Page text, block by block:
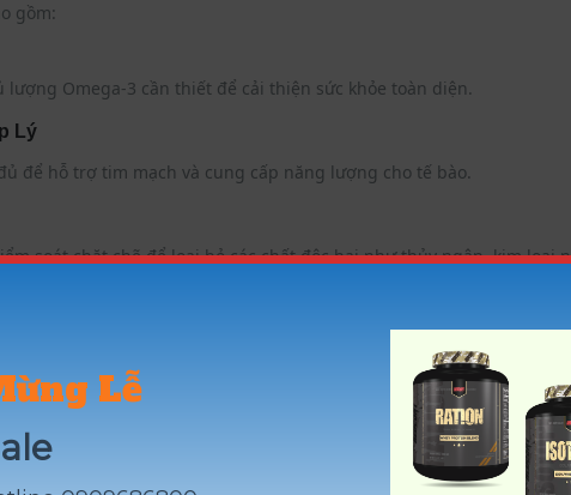
gồm:
Omega-3 cần thiết để cải thiện sức khỏe toàn diện.
Lý
để hỗ trợ tim mạch và cung cấp năng lượng cho tế bào.
soát chặt chẽ để loại bỏ các chất độc hại như thủy ngân, kim loại
khiết và chất lượng của từng viên nang.
mang lại trải nghiệm dễ chịu cho người dùng.
sung nổi tiếng từ Canada, được tin dùng trên toàn thế giới nhờ
Lễ